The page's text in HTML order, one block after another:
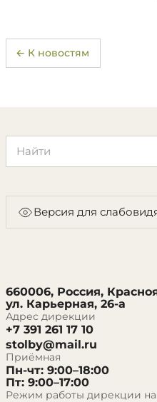
← К новостям
Версия для
660006, Россия,
ул. Карьерная, 26-а
Адрес дирекции
+7 391 261 17 10
stolby@mail.ru
Приёмная
Пн-чт: 9:00–18:00
Пт: 9:00–17:00
Режим работы дирекции